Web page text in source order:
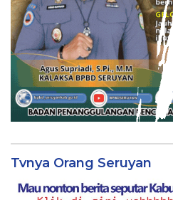
Tvnya Orang Seruyan